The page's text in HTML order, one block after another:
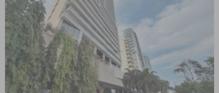
VER DETALLES